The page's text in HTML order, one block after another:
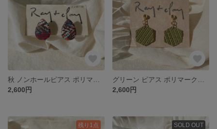
2,600円
2,600円
残り1点 SOLD OUT